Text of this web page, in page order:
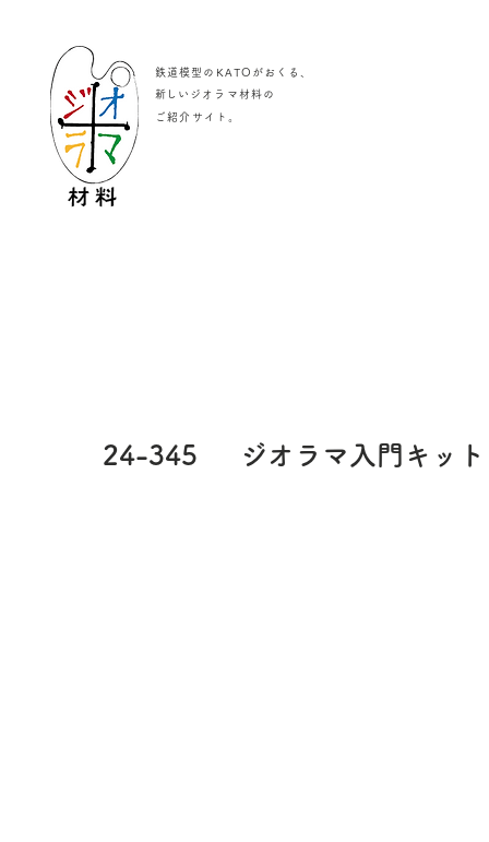
鉄道模型のKATOがおくる、
​新しいジオラマ材料の
ご紹介サイト
24-345 ジオラマ入門キッ